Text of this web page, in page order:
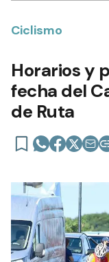
Ciclismo
Horarios y
fecha del
de Ruta